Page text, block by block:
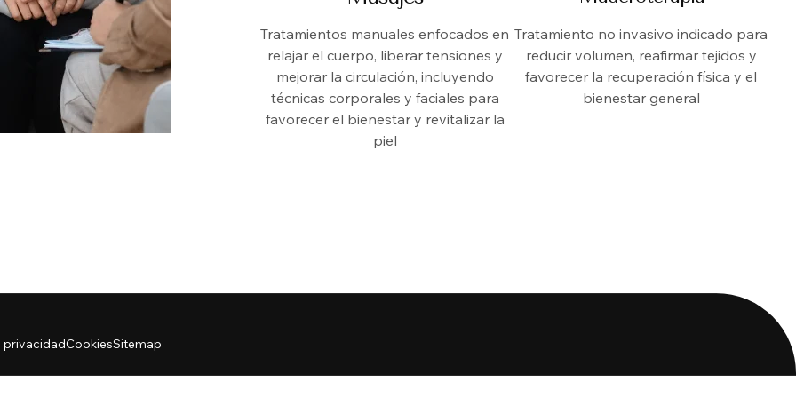
Tratamientos manuales enfocados en
relajar el cuerpo, liberar tensiones y
mejorar la circulación, incluyendo
técnicas corporales y faciales para
favorecer el bienestar y revitalizar la
piel
Tratamiento no invasivo indicado para
reducir volumen, reafirmar tejidos y
favorecer la recuperación física y el
bienestar general
privacidadCookiesSitemap